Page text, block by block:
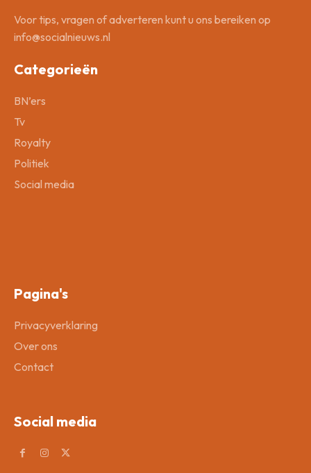
Voor tips, vragen of adverteren kunt u ons bereiken op
info@socialnieuws.nl
Categorieën
BN’ers
Tv
Royalty
Politiek
Social media
Pagina's
Privacyverklaring
Over ons
Contact
Social media